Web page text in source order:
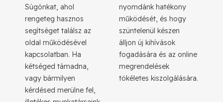
Súgónkat, ahol
rengeteg hasznos
segítséget találsz az
oldal működésével
kapcsolatban. Ha
kétséged támadna,
vagy bármilyen
kérdésed merülne fel,
nyomdánk hatékony
működését, és hogy
szüntelenül készen
álljon új kihívások
fogadására és az online
megrendelések
tökéletes kiszolgálására.